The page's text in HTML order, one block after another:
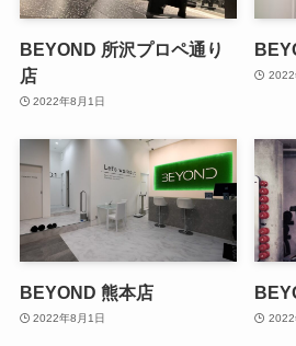
BEYOND 所沢プロペ通り
店
2022年8月1日
2022
BEYOND 熊本店
2022年8月1日 2022